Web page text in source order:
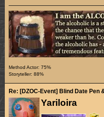
Method Actor: 75%
Storyteller: 88%
Yariloira
Re: [DZOC-Event] Blind Date Pen